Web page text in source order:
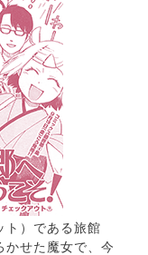
ト）である旅館
かせた魔女で、今